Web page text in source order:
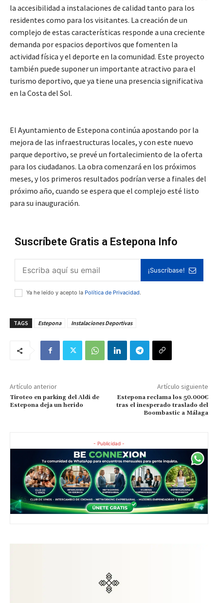
la accesibilidad a instalaciones de calidad tanto para los
residentes como para los visitantes. La creación de un
complejo de estas características responde a una creciente
demanda por espacios deportivos que fomenten la
actividad física y el deporte en la comunidad. Este proyecto
también puede suponer un importante atractivo para el
turismo deportivo, que ya tiene una presencia significativa
en la Costa del Sol.
El Ayuntamiento de Estepona continúa apostando por la
mejora de las infraestructuras locales, y con este nuevo
parque deportivo, se prevé un fortalecimiento de la oferta
para los ciudadanos. La obra comenzará en los próximos
meses, y los primeros resultados podrían verse a finales del
próximo año, cuando se espera que el complejo esté listo
para su inauguración.
Suscríbete Gratis a Estepona Info
¡Suscríbase!
Ya he leído y acepto la Política de Privacidad.
TAGS Estepona Instalaciones Deportivas
Artículo anterior
Tiroteo en parking del Aldi de
Estepona deja un herido
Artículo siguiente
Estepona reclama los 50.000€
tras el inesperado traslado del
Boombastic a Málaga
- Publicidad -